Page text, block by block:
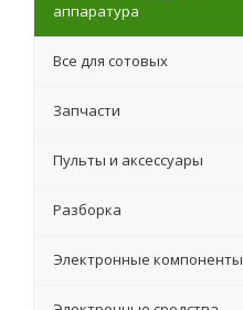
аппаратура
Все для сотовых
Запчасти
Пульты и аксессуары
Разборка
Электронные компоненты